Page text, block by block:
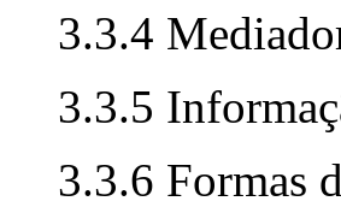
3.3.4
3.3.5
3.3.6 Formas